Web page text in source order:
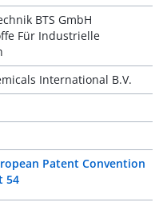
BTS GmbH
Für Industrielle
International B.V.
Patent Convention
54